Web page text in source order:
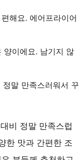
해요. 에어프라이어
양이에요. 남기지 않
말 만족스러워서 꾸
비 정말 만족스럽
한 맛과 간편한 조